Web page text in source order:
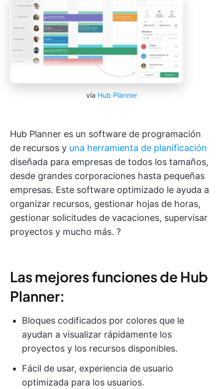
vía Hub Planner
Hub Planner es un software de programación
de recursos y una herramienta de planificación
diseñada para empresas de todos los tamaños,
desde grandes corporaciones hasta pequeñas
empresas. Este software optimizado le ayuda a
organizar recursos, gestionar hojas de horas,
gestionar solicitudes de vacaciones, supervisar
proyectos y mucho más. ?
Las mejores funciones de Hub
Planner:
Bloques codificados por colores que le
ayudan a visualizar rápidamente los
proyectos y los recursos disponibles.
Fácil de usar, experiencia de usuario
optimizada para los usuarios.